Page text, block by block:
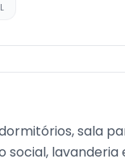
sala
social, lavanderia